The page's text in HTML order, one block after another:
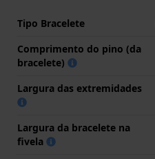
Tipo Bracelete
Comprimento do pino (da
bracelete)
Largura das extremidades
Largura da bracelete na
fivela